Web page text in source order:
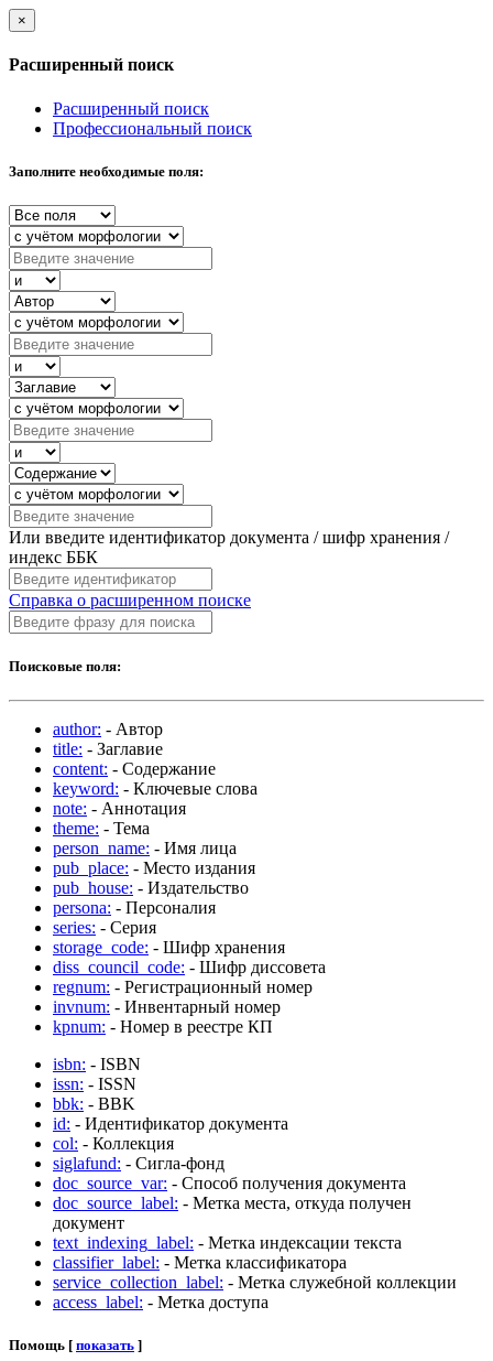
×
Расширенный поиск
Расширенный поиск
Профессиональный поиск
Заполните необходимые поля:
Или введите идентификатор документа / шифр хранения /
индекс ББК
Справка о расширенном поиске
Поисковые поля:
author: - Автор
title: - Заглавие
content: - Содержание
keyword: - Ключевые слова
note: - Аннотация
theme: - Тема
person_name: - Имя лица
pub_place: - Место издания
pub_house: - Издательство
persona: - Персоналия
series: - Серия
storage_code: - Шифр хранения
diss_council_code: - Шифр диссовета
regnum: - Регистрационный номер
invnum: - Инвентарный номер
kpnum: - Номер в реестре КП
isbn: - ISBN
issn: - ISSN
bbk: - BBK
id: - Идентификатор документа
col: - Коллекция
siglafund: - Сигла-фонд
doc_source_var: - Способ получения документа
doc_source_label: - Метка места, откуда получен
документ
text_indexing_label: - Метка индексации текста
classifier_label: - Метка классификатора
service_collection_label: - Метка служебной коллекции
access_label: - Метка доступа
Помощь [ показать ]